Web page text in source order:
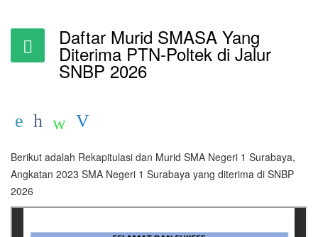
Daftar Murid SMASA Yang
Diterima PTN-Poltek di Jalur
SNBP 2026
Berikut adalah Rekapitulasi dan Murid SMA Negeri 1 Surabaya,
Angkatan 2023 SMA Negeri 1 Surabaya yang diterima di SNBP
2026